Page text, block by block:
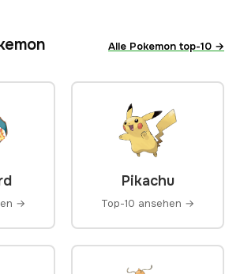
Alle Pokemon top-10 →
→
Pikachu
Top-10 ansehen →